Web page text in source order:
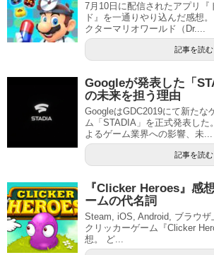
7月10日に配信されたアプリ『
ド』を一通りやり込んだ感想
クターマリオワールド（Dr....
記事を読む
Googleが発表した「
の未来を担う理由
GoogleはGDC2019にて新たな
ム「STADIA」を正式発表した
よるゲーム業界への影響、未...
記事を読む
『Clicker Heroes』感
ームの代名詞
Steam, iOS, Android, ブラウザ
クリッカーゲーム『Clicker
想。 ど...